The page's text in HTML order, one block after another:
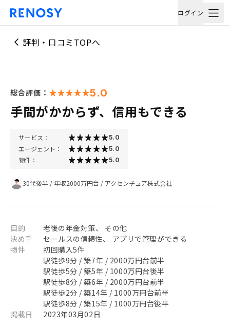
ログイン
評判・口コミTOPへ
総合評価： 5.0
手間がかからず、信用もできる
サービス： 5.0
エージェント： 5.0
物件： 5.0
30代後半 / 年収2000万円台 / アクセンチュア株式会社
目的
老後の年金対策、 その他
決め手
セールスの信頼性、 アプリで管理ができる
物件
初回購入5件
駅徒歩9分 / 築7年 / 2000万円台前半
駅徒歩5分 / 築5年 / 1000万円台後半
駅徒歩8分 / 築6年 / 2000万円台前半
駅徒歩2分 / 築14年 / 1000万円台前半
駅徒歩8分 / 築15年 / 1000万円台後半
掲載日
2023年03月02日